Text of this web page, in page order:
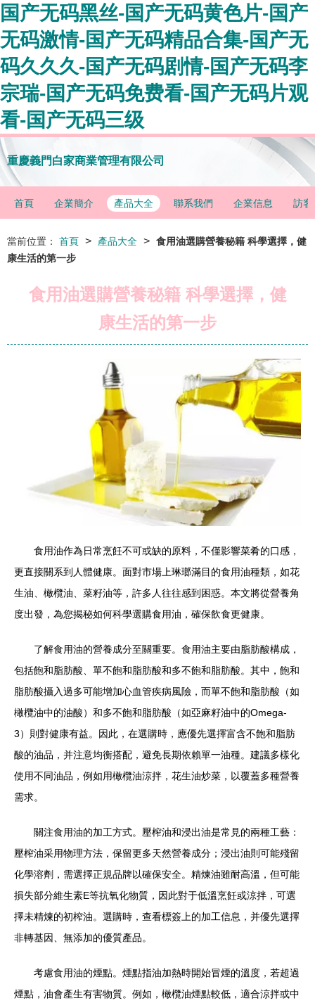
国产无码黑丝-国产无码黄色片-国产
无码激情-国产无码精品合集-国产无
码久久久-国产无码剧情-国产无码李
宗瑞-国产无码免费看-国产无码片观
看-国产无码三级
重慶義門白家商業管理有限公司
首頁 企業簡介 產品大全 聯系我們 企業信息 訪客
當前位置： 首頁 > 產品大全 > 食用油選購營養秘籍 科學選擇，健
康生活的第一步
食用油選購營養秘籍 科學選擇，健
康生活的第一步
食用油作為日常烹飪不可或缺的原料，不僅影響菜肴的口感，
更直接關系到人體健康。面對市場上琳瑯滿目的食用油種類，如花
生油、橄欖油、菜籽油等，許多人往往感到困惑。本文將從營養角
度出發，為您揭秘如何科學選購食用油，確保飲食更健康。
了解食用油的營養成分至關重要。食用油主要由脂肪酸構成，
包括飽和脂肪酸、單不飽和脂肪酸和多不飽和脂肪酸。其中，飽和
脂肪酸攝入過多可能增加心血管疾病風險，而單不飽和脂肪酸（如
橄欖油中的油酸）和多不飽和脂肪酸（如亞麻籽油中的Omega-
3）則對健康有益。因此，在選購時，應優先選擇富含不飽和脂肪
酸的油品，并注意均衡搭配，避免長期依賴單一油種。建議多樣化
使用不同油品，例如用橄欖油涼拌，花生油炒菜，以覆蓋多種營養
需求。
關注食用油的加工方式。壓榨油和浸出油是常見的兩種工藝：
壓榨油采用物理方法，保留更多天然營養成分；浸出油則可能殘留
化學溶劑，需選擇正規品牌以確保安全。精煉油雖耐高溫，但可能
損失部分維生素E等抗氧化物質，因此對于低溫烹飪或涼拌，可選
擇未精煉的初榨油。選購時，查看標簽上的加工信息，并優先選擇
非轉基因、無添加的優質產品。
考慮食用油的煙點。煙點指油加熱時開始冒煙的溫度，若超過
煙點，油會產生有害物質。例如，橄欖油煙點較低，適合涼拌或中